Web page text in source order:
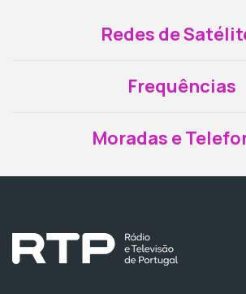
Redes de
Frequências
Moradas e